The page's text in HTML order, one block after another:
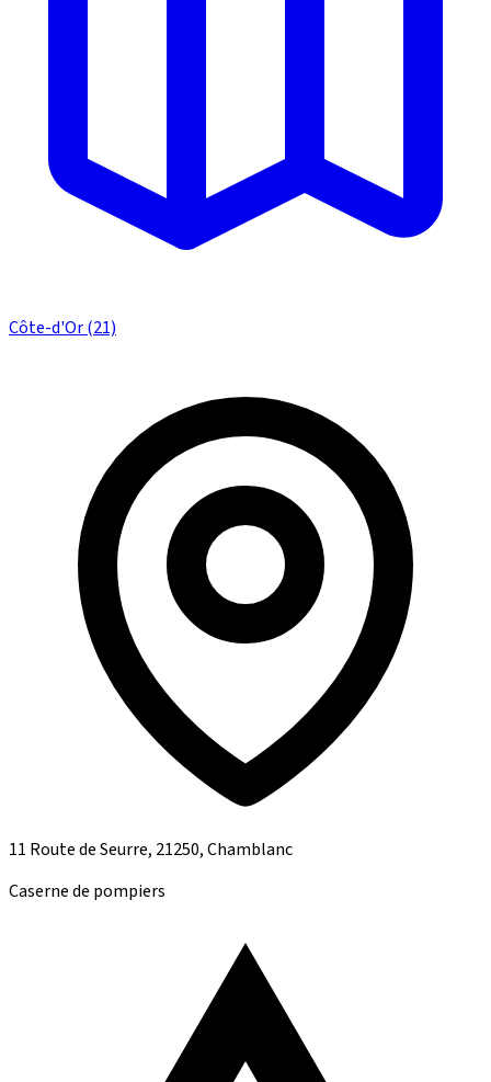
Côte-d'Or (21)
11 Route de Seurre, 21250, Chamblanc
Caserne de pompiers